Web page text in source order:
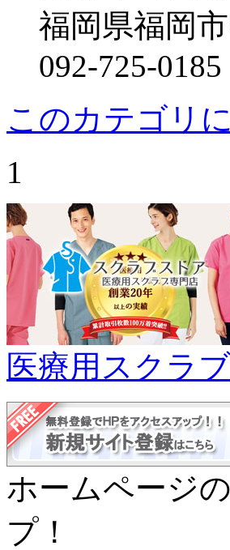
福岡県福岡
092-725-0185
このカテゴリ
1
医療用スクラ
ホームページ
プ！